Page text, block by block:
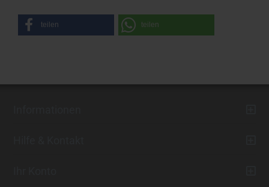
teilen teilen